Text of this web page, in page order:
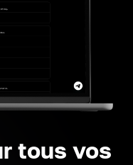
tous vos